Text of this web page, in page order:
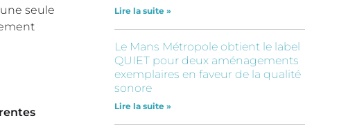
seule
Lire la suite »
Le Mans Métropole obtient le label
QUIET pour deux aménagements
exemplaires en faveur de la qualité
sonore
Lire la suite »